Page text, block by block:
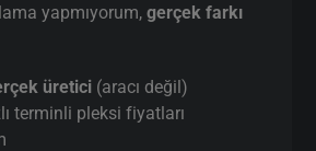
yapmıyorum,gerçek farkı
üretici (aracı değil)
terminli pleksi fiyatları